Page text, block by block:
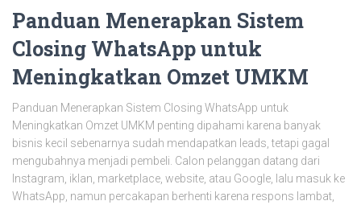
Panduan Menerapkan Sistem
Closing WhatsApp untuk
Meningkatkan Omzet UMKM
Panduan Menerapkan Sistem Closing WhatsApp untuk
Meningkatkan Omzet UMKM penting dipahami karena banyak
bisnis kecil sebenarnya sudah mendapatkan leads, tetapi gagal
mengubahnya menjadi pembeli. Calon pelanggan datang dari
Instagram, iklan, marketplace, website, atau Google, lalu masuk ke
WhatsApp, namun percakapan berhenti karena respons lambat,